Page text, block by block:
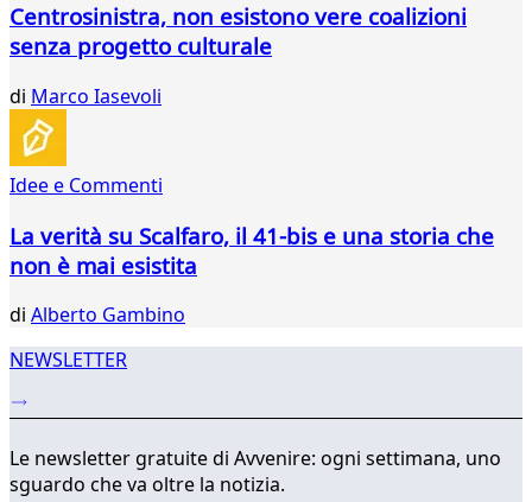
Centrosinistra, non esistono vere coalizioni
senza progetto culturale
di Marco Iasevoli
Idee e Commenti
La verità su Scalfaro, il 41-bis e una storia che
non è mai esistita
di Alberto Gambino
NEWSLETTER
Le newsletter gratuite di Avvenire: ogni settimana, uno
sguardo che va oltre la notizia.